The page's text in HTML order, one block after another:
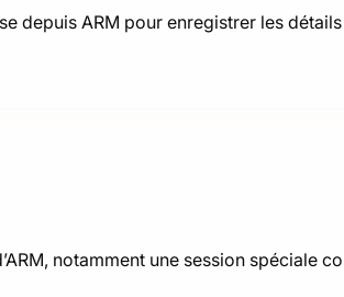
depuis ARM pour enregistrer les
notamment une session spéciale